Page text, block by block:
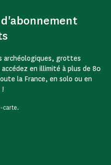
archéologiques, grottes
en illimité à plus de 80
la France, en solo ou en
!
carte.